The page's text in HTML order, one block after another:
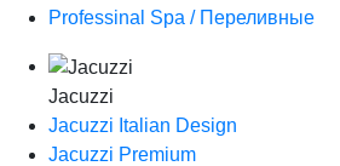
Professinal Spa / Переливные
Jacuzzi
Jacuzzi Italian Design
Jacuzzi Premium